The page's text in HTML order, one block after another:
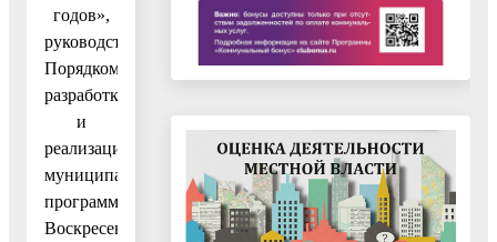
годов»,
руководствуясь
Порядком
разработки
и
реализации
муниципальных
программ
Воскресенского